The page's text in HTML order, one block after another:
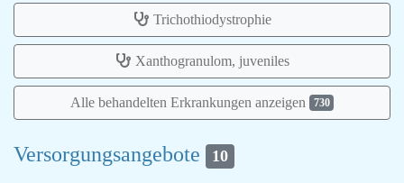
Trichothiodystrophie
Xanthogranulom, juveniles
Alle behandelten Erkrankungen anzeigen 730
Versorgungsangebote 10